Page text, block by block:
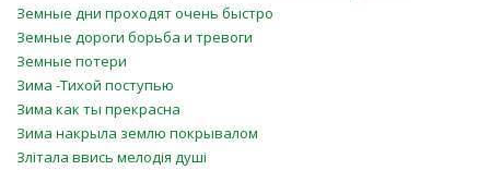
Земные дни проходят очень быстро
Земные дороги борьба и тревоги
Земные потери
Зима -Тихой поступью
Зима как ты прекрасна
Зима накрыла землю покрывалом
Злiтала ввись мелодія душі